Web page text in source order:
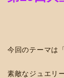
今回のテーマは
素敵なジュエリ